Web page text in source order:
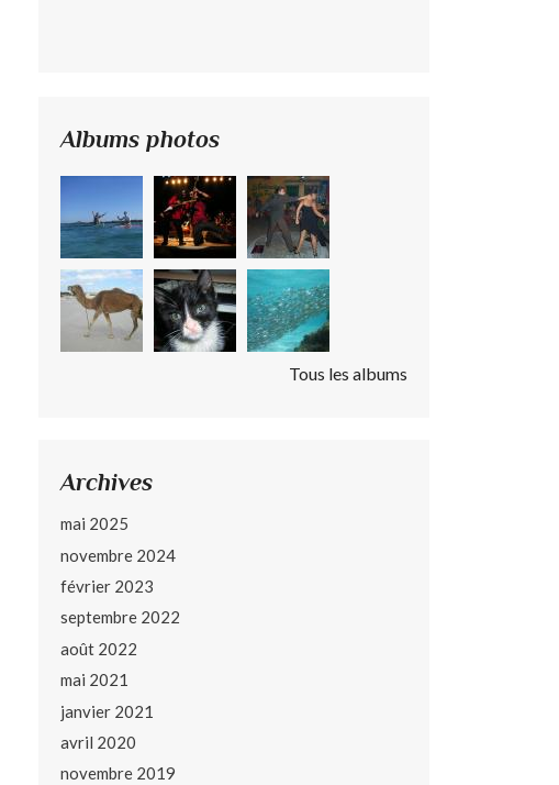
Albums photos
Tous les albums
Archives
mai 2025
novembre 2024
février 2023
septembre 2022
août 2022
mai 2021
janvier 2021
avril 2020
novembre 2019